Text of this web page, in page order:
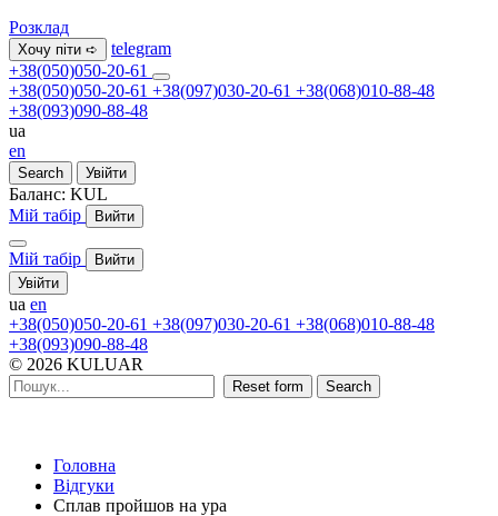
Розклад
Хочу піти ➪
telegram
+38(050)050-20-61
+38(050)050-20-61 +38(097)030-20-61 +38(068)010-88-48
+38(093)090-88-48
ua
en
Search Увійти
Баланс: KUL
Мій табір
Вийти
Мій табір
Вийти
Увійти
ua en
+38(050)050-20-61 +38(097)030-20-61 +38(068)010-88-48
+38(093)090-88-48
© 2026 KULUAR
Reset form Search
Головна
Відгуки
Сплав пройшов на ура